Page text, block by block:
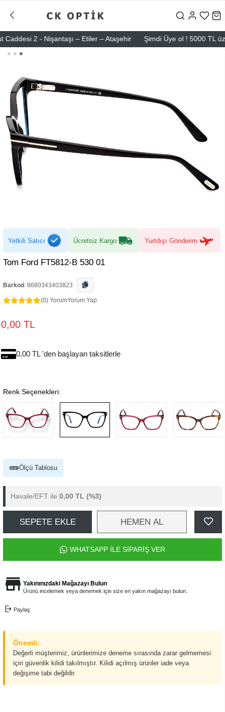
2 - Nişantaşı – Etiler – Ataşehir Şimdi Üye ol ! 5000 TL üzeri
Yetkili Satıcı Ücretsiz Kargo Yurtdışı Gönderim
Tom Ford FT5812-B 530 01
Barkod : 8680343403823
(0) YorumYorum Yap
0,00 TL
0,00 TL 'den başlayan taksitlerle
Renk Seçenekleri:
Ölçü Tablosu
Havale/EFT ile 0,00 TL (%3)
SEPETE EKLE HEMEN AL
WHATSAPP İLE SİPARİŞ VER
Yakınınızdaki Mağazayı Bulun
Ürünü incelemek veya denemek için size en yakın mağazayı bulun.
Paylaş
Önemli:
Değerli müşterimiz, ürünlerimize deneme sırasında zarar gelmemesi
için güvenlik kilidi takılmıştır. Kilidi açılmış ürünler iade veya
değişime tabi değildir.